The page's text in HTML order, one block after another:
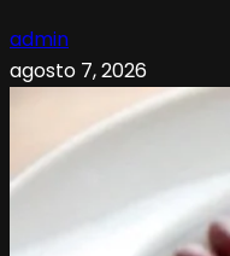
admin
agosto 7, 2026